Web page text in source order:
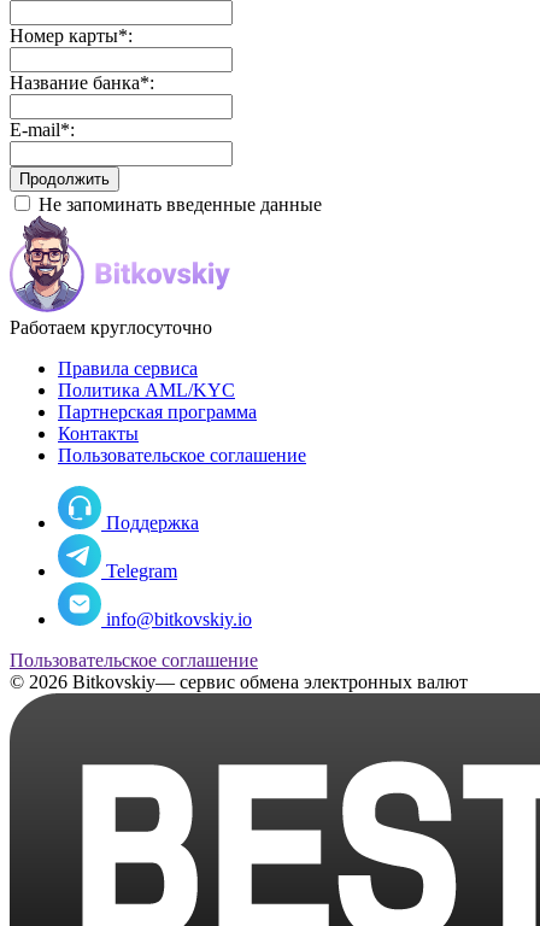
Номер карты*:
Название банка*:
E-mail*:
Не запоминать введенные данные
Работаем круглосуточно
Правила сервиса
Политика AML/KYC
Партнерская программа
Контакты
Пользовательское соглашение
Поддержка
Telegram
info@bitkovskiy.io
Пользовательское соглашение
© 2026 Bitkovskiy— сервис обмена электронных валют